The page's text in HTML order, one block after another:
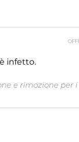
infetto.
e rimozione per